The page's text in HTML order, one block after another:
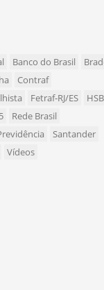
Banco do Brasil
Contraf
Fetraf-RJ/ES
Rede Brasil
Santander
Vídeos